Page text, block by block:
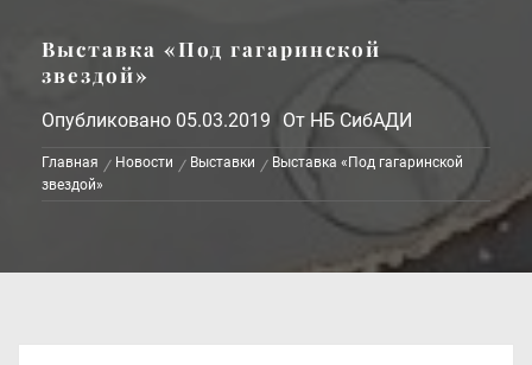
Выставка «Под гагаринской
звездой»
Опубликовано 05.03.2019 От НБ СибАДИ
Главная Новости Выставки
Выставка «Под гагаринской
звездой»